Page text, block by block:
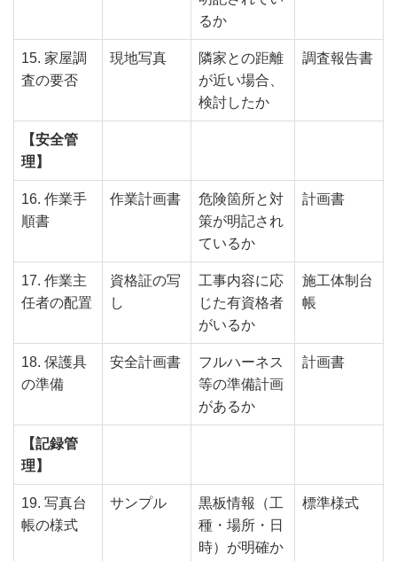
るか
15. 家屋調
査の要否
現地写真
隣家との距離
が近い場合、
検討したか
調査報告書
【安全管
理】
16. 作業手
順書
作業計画書
危険箇所と対
策が明記され
ているか
計画書
17. 作業主
任者の配置
資格証の写
し
工事内容に応
じた有資格者
がいるか
施工体制台
帳
18. 保護具
の準備
安全計画書
フルハーネス
等の準備計画
があるか
計画書
【記録管
理】
19. 写真台
帳の様式
サンプル
黒板情報（工
種・場所・日
時）が明確か
標準様式